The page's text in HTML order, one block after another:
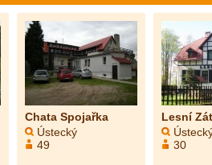
Chata Spojařka
Ústecký
49
Lesní
30